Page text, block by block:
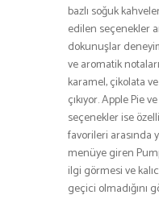
bazlı soğuk
edilen seçenekler
dokunuşlar
ve aromatik
karamel, çikolata
çıkıyor. Apple Pie
seçenekler ise
favorileri arasında
menüye giren
ilgi görmesi ve
geçici olmadığını